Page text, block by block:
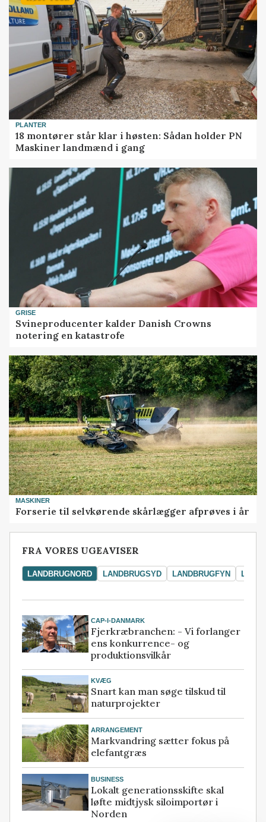
PLANTER
18 montører står klar i høsten: Sådan holder PN
Maskiner landmænd i gang
GRISE
Svineproducenter kalder Danish Crowns
notering en katastrofe
MASKINER
Forserie til selvkørende skårlægger afprøves i år
FRA VORES UGEAVISER
LANDBRUGNORD LANDBRUGSYD LANDBRUGFYN
CAP-I-DANMARK
Fjerkræbranchen: - Vi forlanger
ens konkurrence- og
produktionsvilkår
KVÆG
Snart kan man søge tilskud til
naturprojekter
ARRANGEMENT
Markvandring sætter fokus på
elefantgræs
BUSINESS
Lokalt generationsskifte skal
løfte midtjysk siloimportør i
Norden